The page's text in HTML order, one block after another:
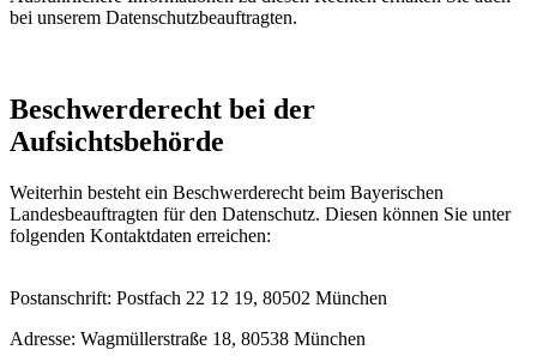
bei unserem Datenschutzbeauftragten.
Beschwerderecht bei der
Aufsichtsbehörde
Weiterhin besteht ein Beschwerderecht beim Bayerischen
Landesbeauftragten für den Datenschutz. Diesen können Sie unter
folgenden Kontaktdaten erreichen:
Postanschrift: Postfach 22 12 19, 80502 München
Adresse: Wagmüllerstraße 18, 80538 München